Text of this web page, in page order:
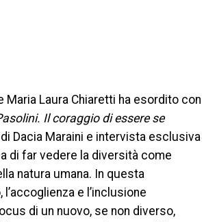
Maria Laura Chiaretti ha esordito con
Il coraggio di essere se
Dacia Maraini e intervista esclusiva
di far vedere la diversità come
natura umana. In questa
e l’inclusione
di un nuovo, se non diverso,